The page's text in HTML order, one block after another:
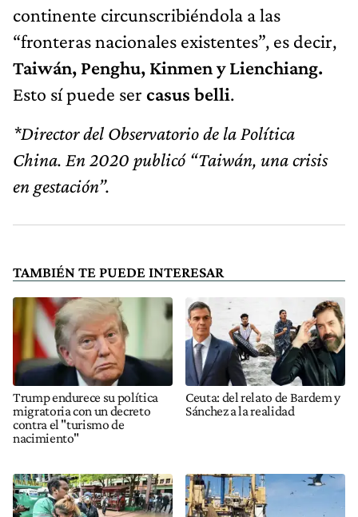
continente circunscribiéndola a las
“fronteras nacionales existentes”, es decir,
Taiwán, Penghu, Kinmen y Lienchiang.
Esto sí puede ser casus belli.
*Director del Observatorio de la Política
China. En 2020 publicó “Taiwán, una crisis
en gestación”.
TAMBIÉN TE PUEDE INTERESAR
Trump endurece su política
migratoria con un decreto
contra el "turismo de
nacimiento"
Ceuta: del relato de Bardem y
Sánchez a la realidad